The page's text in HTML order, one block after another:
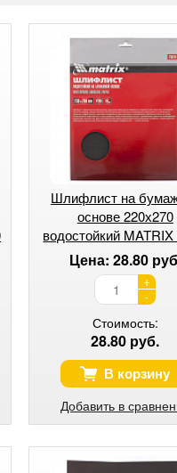
Шлифлист на
основе 220х270
водостойкий
Цена: 28.80
+
-
Стоимость:
28.80 руб.
В корзину
Добавить в